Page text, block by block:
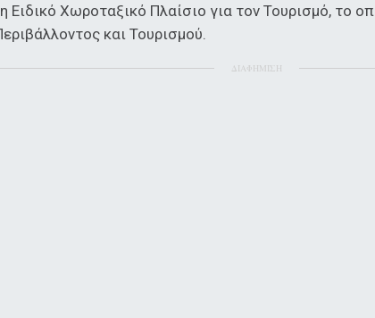
Ειδικό Χωροταξικό Πλαίσιο για τον Τουρισμό, το
και Τουρισμού.
ΔΙΑΦΗΜΙΣΗ